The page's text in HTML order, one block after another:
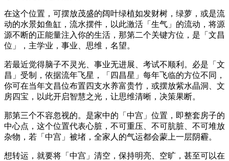
在这个位置，可摆放茂盛的阔叶绿植如发财树，绿萝，或是流
动的水景如鱼缸，流水摆件，以此激活「生气」的流动，将源
源不断的正能量注入你的生活，那第二个关键方位，是「文昌
位」，主学业，事业、思维，名望。
若最近觉得脑子不灵光、事业无进展、考试不顺利。必是「文
昌」受制，依据流年飞星，「四昌星」每年飞临的方位不同，
你可在当年文昌位布置四支水养富贵竹，或摆放紫水晶洞、文
房四宝，以此开启智慧之光，让思维清晰，决策果断。
那第三个不容忽视的。是家中的「中宫」位置，即整套房子的
中心点，这个位置代表心脏，不可重压、不可肮脏、不可堆放
杂物，若「中宫」被堵，全家人的气运都会蒙上一层阴霾。
想转运，就要将「中宫」清空，保持明亮、空旷，甚至可以在